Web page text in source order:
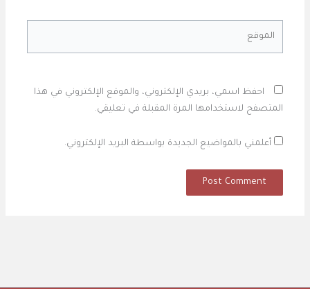
احفظ اسمي، بريدي الإلكتروني، والموقع الإلكتروني في هذا
المتصفح لاستخدامها المرة المقبلة في تعليقي.
أعلمني بالمواضيع الجديدة بواسطة البريد الإلكتروني.